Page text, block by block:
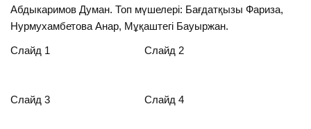
Абдыкаримов Думан. Топ мүшелері: Бағдатқызы Фариза,
Нурмухамбетова Анар, Мұқаштегі Бауыржан.
Слайд 1 Слайд 2
Слайд 3 Слайд 4